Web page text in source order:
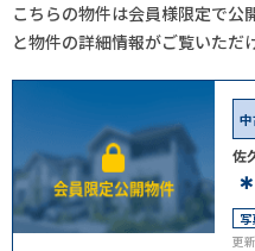
こちらの物件は会員様限定で公
と物件の詳細情報がご覧いただ
佐
写
更